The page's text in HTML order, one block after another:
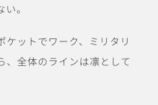
。
ケットでワーク、ミリタリ
、全体のラインは凛として